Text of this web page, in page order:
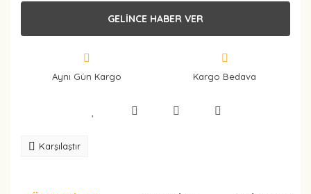
GELİNCE HABER VER
Aynı Gün Kargo Kargo Bedava
Karşılaştır